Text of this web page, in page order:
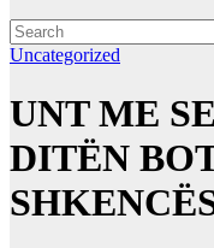
Uncategorized
UNT ME
DITËN